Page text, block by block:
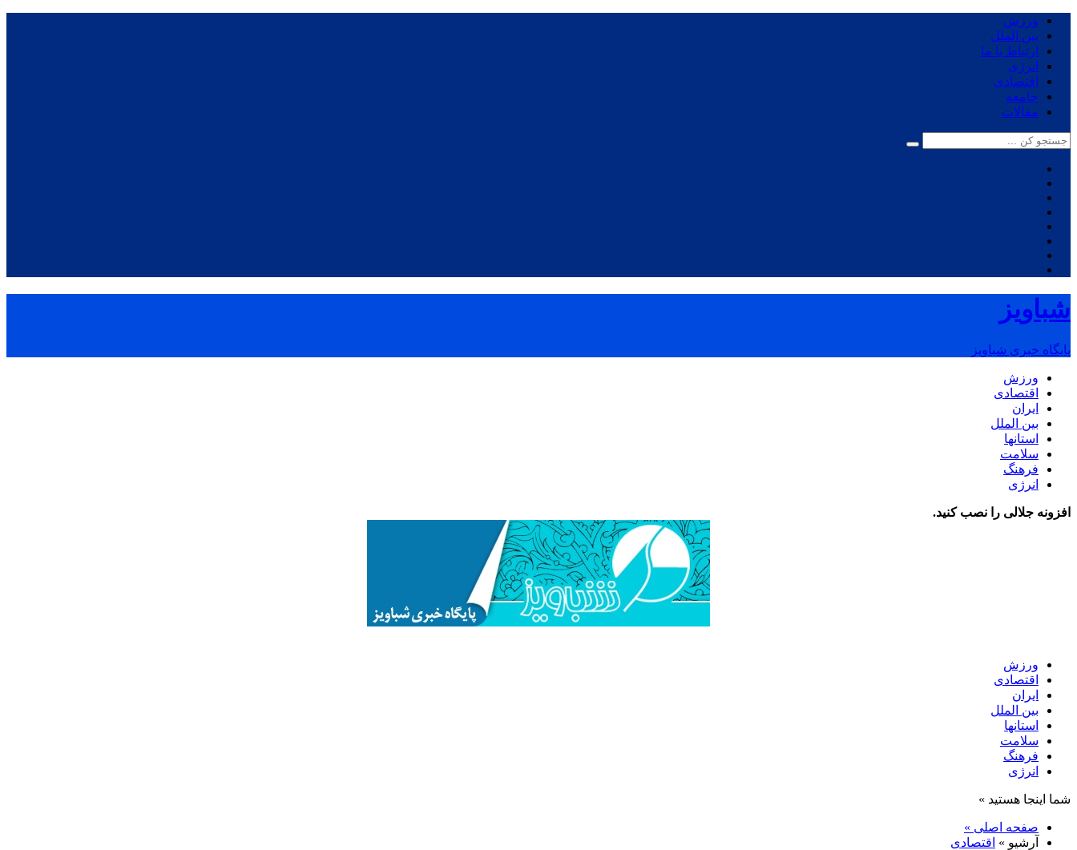
ورزش
بین الملل
ارتباط با ما
انرژی
اقتصادی
جامعه
مقالات
شباویز
پایگاه خبری شباویز
ورزش
اقتصادی
ایران
بین الملل
استانها
سلامت
فرهنگ
انرژی
افزونه جلالی را نصب کنید.
ورزش
اقتصادی
ایران
بین الملل
استانها
سلامت
فرهنگ
انرژی
شما اینجا هستید »
صفحه اصلی »
آرشیو » اقتصادی